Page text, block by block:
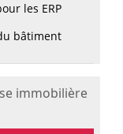
les ERP
bâtiment
immobilière